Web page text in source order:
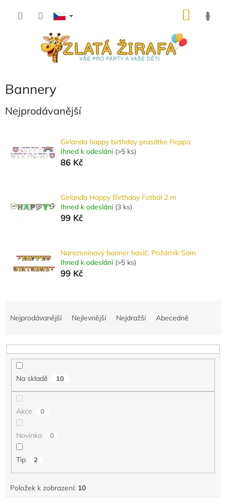
Bannery
Nejprodávanější
Girlanda happy birthday prasátko Peppa
Ihned k odeslání (>5 ks)
86 Kč
Girlanda Happy Birthday Fotbal 2 m
Ihned k odeslání (3 ks)
99 Kč
Narozeninový banner hasič, Požárník Sam
Ihned k odeslání (>5 ks)
99 Kč
n
Nejprodávanější Nejlevnější Nejdražší Abecedně
Na skladě 10
Akce 0
Novinka 0
Tip 2
Položek k zobrazení: 10